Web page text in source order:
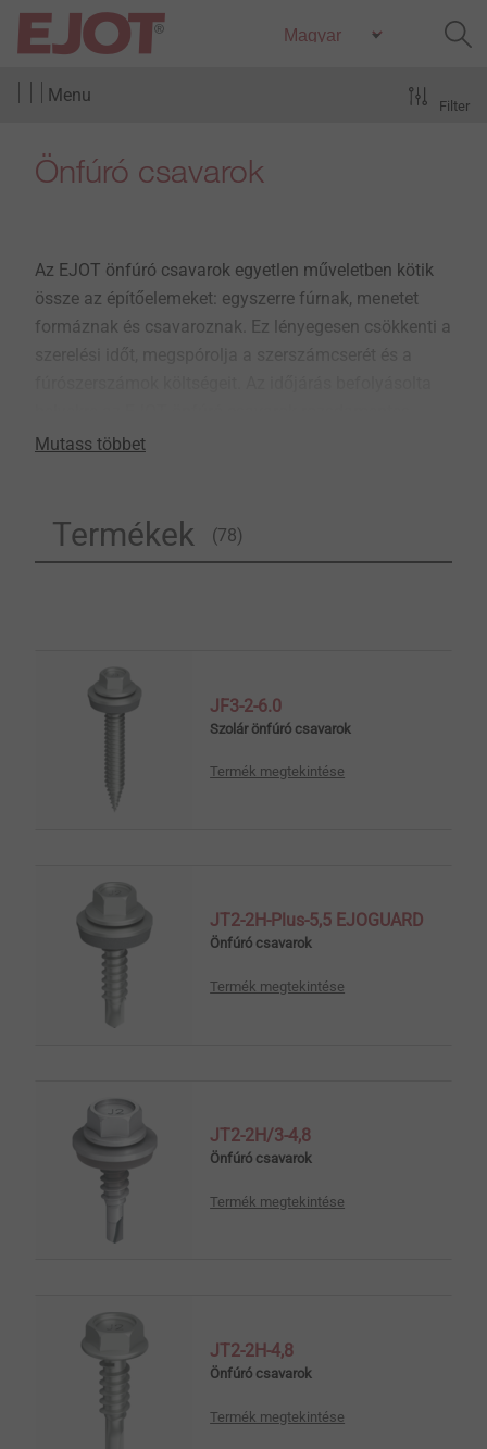
Menu
Önfúró csavarok
Mutass többet
Az EJOT önfúró csavarok egyetlen műveletben kötik
össze az építőelemeket: egyszerre fúrnak, menetet
formáznak és csavaroznak. Ez lényegesen csökkenti a
acélból készülnek, míg az időjárástól védett helyekre
Termékek (78)
Filter
JF3-2-6.0
Szolár önfúró csavarok
Termék megtekintése
JT2-2H-Plus-5,5 EJOGUARD
Önfúró csavarok
Termék megtekintése
JT2-2H/3-4,8
Önfúró csavarok
Termék megtekintése
JT2-2H-4,8
Önfúró csavarok
Termék megtekintése